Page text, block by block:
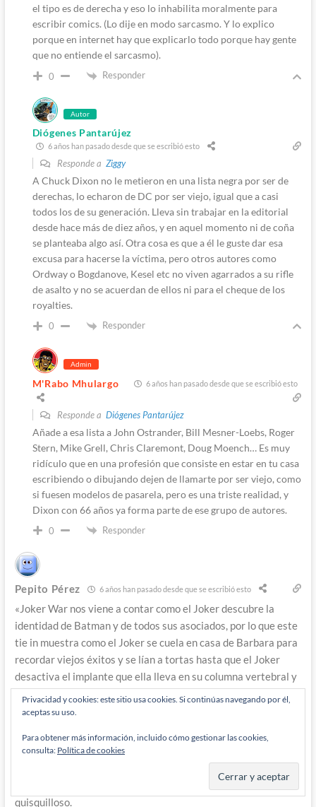
el tipo es de derecha y eso lo inhabilita moralmente para
escribir comics. (Lo dije en modo sarcasmo. Y lo explico
porque en internet hay que explicarlo todo porque hay gente
que no entiende el sarcasmo).
0 Responder
Autor
Diógenes Pantarújez
6 años han pasado desde que se escribió esto
Responde a Ziggy
A Chuck Dixon no le metieron en una lista negra por ser de
derechas, lo echaron de DC por ser viejo, igual que a casi
todos los de su generación. Lleva sin trabajar en la editorial
desde hace más de diez años, y en aquel momento ni de coña
se planteaba algo así. Otra cosa es que a él le guste dar esa
excusa para hacerse la víctima, pero otros autores como
Ordway o Bogdanove, Kesel etc no viven agarrados a su rifle
de asalto y no se acuerdan de ellos ni para el cheque de los
royalties.
0 Responder
Admin
M'Rabo Mhulargo 6 años han pasado desde que se escribió esto
Responde a Diógenes Pantarújez
Añade a esa lista a John Ostrander, Bill Mesner-Loebs, Roger
Stern, Mike Grell, Chris Claremont, Doug Moench… Es muy
ridículo que en una profesión que consiste en estar en tu casa
escribiendo o dibujando dejen de llamarte por ser viejo, como
si fuesen modelos de pasarela, pero es una triste realidad, y
Dixon con 66 años ya forma parte de ese grupo de autores.
0 Responder
Pepito Pérez 6 años han pasado desde que se escribió esto
«Joker War nos viene a contar como el Joker descubre la
identidad de Batman y de todos sus asociados, por lo que este
tie in muestra como el Joker se cuela en casa de Barbara para
recordar viejos éxitos y se lían a tortas hasta que el Joker
desactiva el implante que ella lleva en su columna vertebral y
la deja otra vez sin poder usar sus piernas.»
Fuera de broma, no es ese el conflicto principal de Death of
the Family? Exceptuando lo de Barbara Gordon y el chip,
honestamente no leí ese tie un y por lo que recuerdo iba de
quisquilloso.
Privacidad y cookies: este sitio usa cookies. Si continúas navegando por él,
aceptas su uso.
Para obtener más información, incluido cómo gestionar las cookies,
consulta: Política de cookies